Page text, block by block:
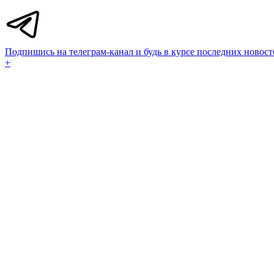
Подпишись на телеграм-канал и будь в курсе последних
+